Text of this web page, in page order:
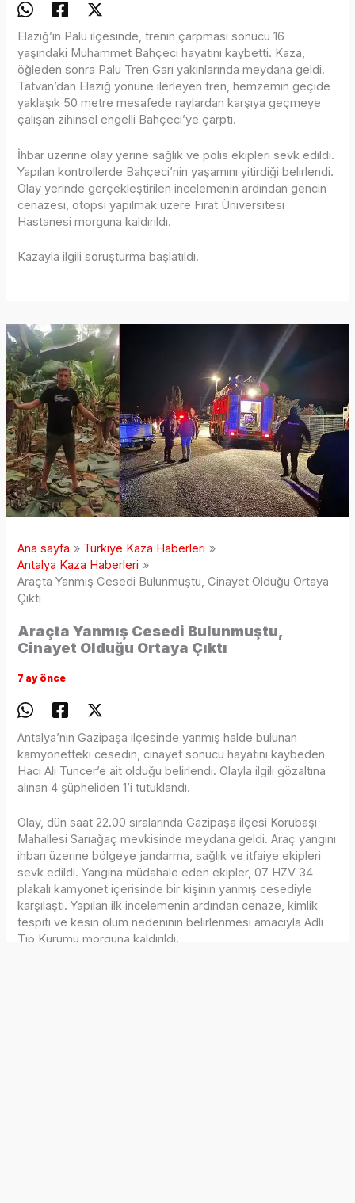
Elazığ’ın Palu ilçesinde, trenin çarpması sonucu 16
yaşındaki Muhammet Bahçeci hayatını kaybetti. Kaza,
öğleden sonra Palu Tren Garı yakınlarında meydana geldi.
Tatvan’dan Elazığ yönüne ilerleyen tren, hemzemin geçide
yaklaşık 50 metre mesafede raylardan karşıya geçmeye
çalışan zihinsel engelli Bahçeci’ye çarptı.
İhbar üzerine olay yerine sağlık ve polis ekipleri sevk edildi.
Yapılan kontrollerde Bahçeci’nin yaşamını yitirdiği belirlendi.
Olay yerinde gerçekleştirilen incelemenin ardından gencin
cenazesi, otopsi yapılmak üzere Fırat Üniversitesi
Hastanesi morguna kaldırıldı.
Kazayla ilgili soruşturma başlatıldı.
Ana sayfa
Türkiye Kaza Haberleri
Antalya Kaza Haberleri
Araçta Yanmış Cesedi Bulunmuştu, Cinayet Olduğu Ortaya
Çıktı
Araçta Yanmış Cesedi Bulunmuştu,
Cinayet Olduğu Ortaya Çıktı
7 ay önce
Antalya’nın Gazipaşa ilçesinde yanmış halde bulunan
kamyonetteki cesedin, cinayet sonucu hayatını kaybeden
Hacı Ali Tuncer’e ait olduğu belirlendi. Olayla ilgili gözaltına
alınan 4 şüpheliden 1’i tutuklandı.
Olay, dün saat 22.00 sıralarında Gazipaşa ilçesi Korubaşı
Mahallesi Sarıağaç mevkisinde meydana geldi. Araç yangını
ihbarı üzerine bölgeye jandarma, sağlık ve itfaiye ekipleri
sevk edildi. Yangına müdahale eden ekipler, 07 HZV 34
plakalı kamyonet içerisinde bir kişinin yanmış cesediyle
karşılaştı. Yapılan ilk incelemenin ardından cenaze, kimlik
tespiti ve kesin ölüm nedeninin belirlenmesi amacıyla Adli
Tıp Kurumu morguna kaldırıldı.